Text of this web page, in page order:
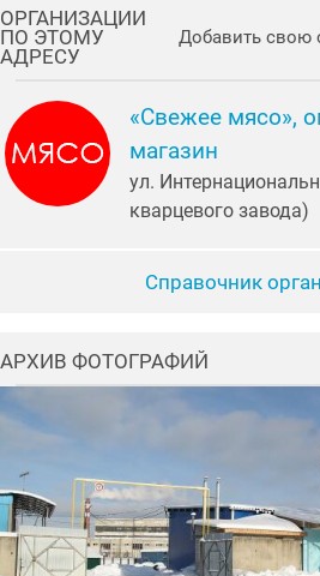
ОРГАНИЗАЦИИ
ПО ЭТОМУ
АДРЕСУ
Добавить свою
«Свежее мясо»,
магазин
ул.
кварцевого завода)
Справочник
АРХИВ ФОТОГРАФИЙ